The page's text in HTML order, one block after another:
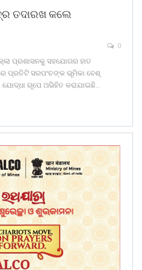
ତଦାରଖ କଲେ
0
ପ୍ରଶାସନକୁ ସହଯୋଗର ହାତ
ପ୍ରତିଟି ସରପଂଚଙ୍କ ଭୂମିକା ବେଶ୍
ରୂପେ ଅଭିହିତ କରାଯାଇଛି…